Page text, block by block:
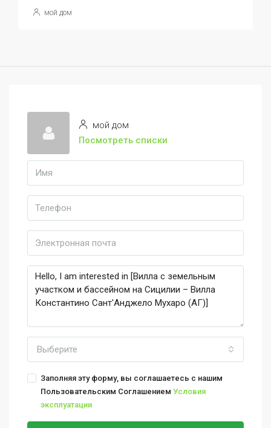
мой дом
мой дом
Посмотреть списки
Выберите
Заполняя эту форму, вы соглашаетесь с нашим
Пользовательским Соглашением Условия
эксплуатации